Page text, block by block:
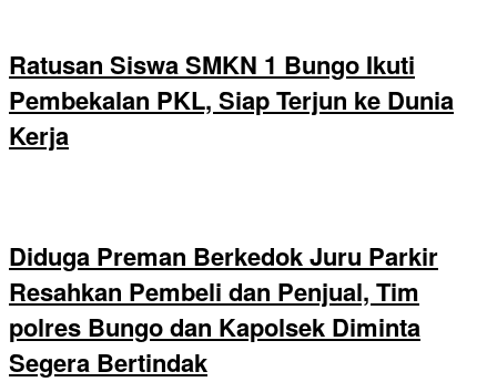
Ratusan Siswa SMKN 1 Bungo Ikuti
Pembekalan PKL, Siap Terjun ke Dunia
Kerja
Diduga Preman Berkedok Juru Parkir
Resahkan Pembeli dan Penjual, Tim
polres Bungo dan Kapolsek Diminta
Segera Bertindak